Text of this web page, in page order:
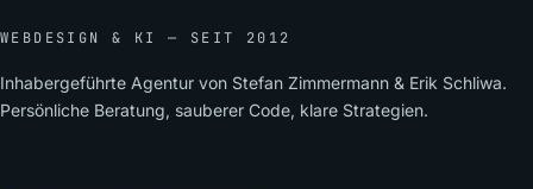
WEBDESIGN & KI — SEIT 2012
Inhabergeführte Agentur von Stefan Zimmermann & Erik Schliwa.
Persönliche Beratung, sauberer Code, klare Strategien.